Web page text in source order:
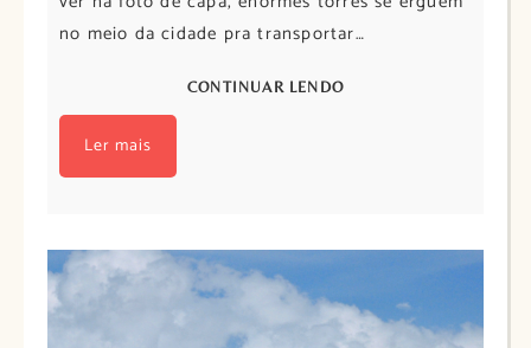
no meio da cidade pra transportar…
CONTINUAR LENDO
Ler mais